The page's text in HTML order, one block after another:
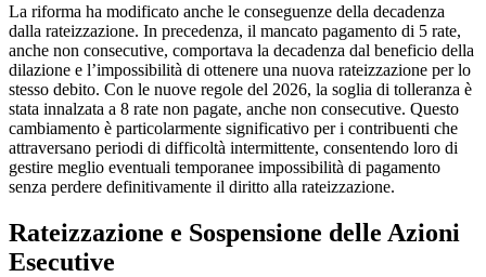
La riforma ha modificato anche le conseguenze della decadenza
dalla rateizzazione. In precedenza, il mancato pagamento di 5 rate,
anche non consecutive, comportava la decadenza dal beneficio della
dilazione e l’impossibilità di ottenere una nuova rateizzazione per lo
stesso debito. Con le nuove regole del 2026, la soglia di tolleranza è
stata innalzata a 8 rate non pagate, anche non consecutive. Questo
cambiamento è particolarmente significativo per i contribuenti che
attraversano periodi di difficoltà intermittente, consentendo loro di
gestire meglio eventuali temporanee impossibilità di pagamento
senza perdere definitivamente il diritto alla rateizzazione.
Rateizzazione e Sospensione delle Azioni
Esecutive